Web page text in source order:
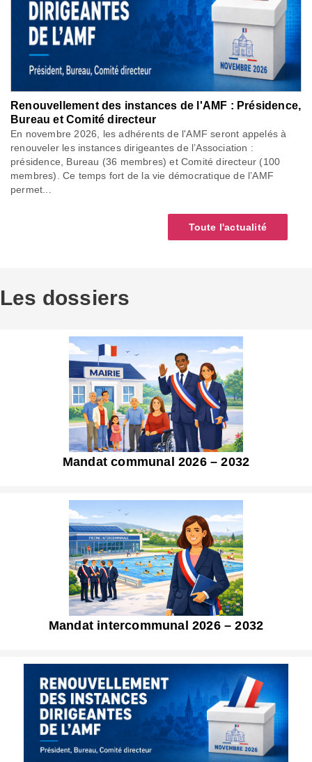
Renouvellement des instances de l'AMF : Présidence,
Bureau et Comité directeur
En novembre 2026, les adhérents de l'AMF seront appelés à
renouveler les instances dirigeantes de l’Association :
présidence, Bureau (36 membres) et Comité directeur (100
membres). Ce temps fort de la vie démocratique de l’AMF
permet...
Toute l'actualité
Les dossiers
Mandat communal 2026 – 2032
Mandat intercommunal 2026 – 2032